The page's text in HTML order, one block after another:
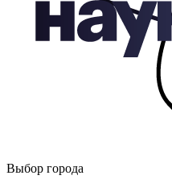
Выбор города